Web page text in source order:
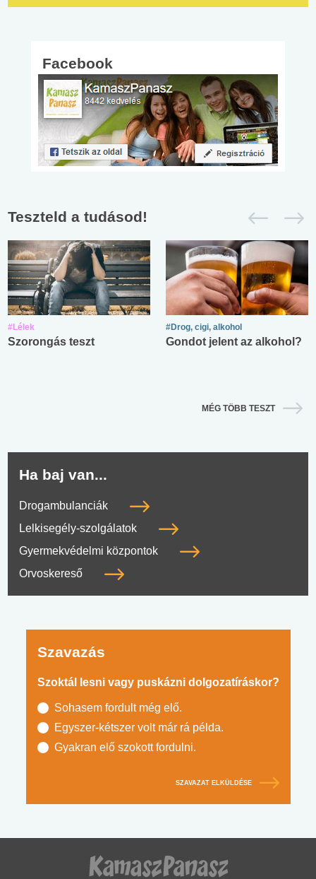
Facebook
Teszteld a tudásod!
#Lélek
Szorongás teszt
#Drog, cigi, alkohol
Gondot jelent az alkohol?
MÉG TÖBB TESZT
Ha baj van...
Drogambulanciák
Lelkisegély-szolgálatok
Gyermekvédelmi központok
Orvoskereső
Szavazás
Szoktál lesni vagy puskázni dolgozatíráskor?
Sohasem fordult még elő.
Egyszer-kétszer volt már rá példa.
Gyakran elő szokott fordulni.
SZAVAZAT ELKÜLDÉSE